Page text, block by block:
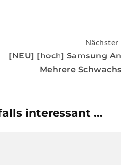
Nächster
[NEU] [hoch] Samsung
Mehrere
interessant …